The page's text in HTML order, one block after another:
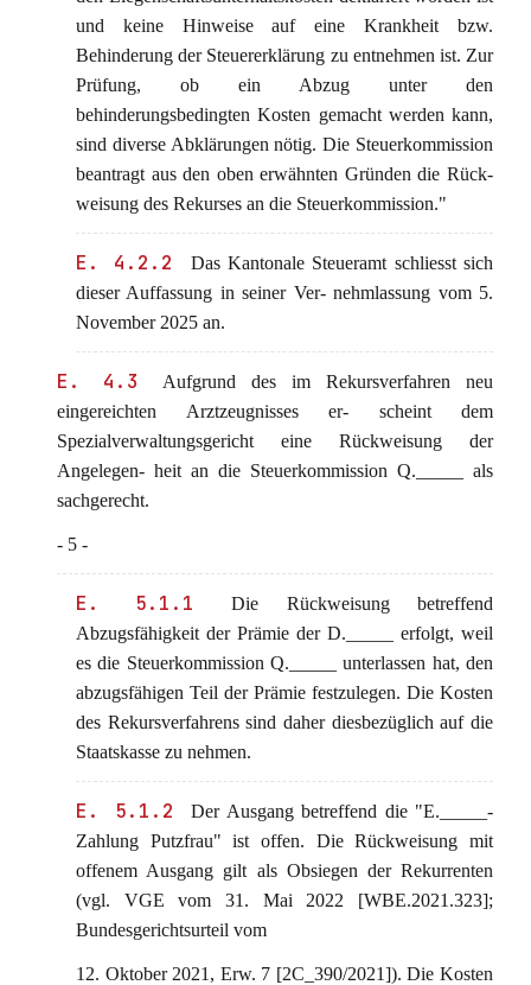
und keine Hinweise auf eine Krankheit bzw.
Behinderung der Steuererklärung zu entnehmen ist. Zur
Prüfung, ob ein Abzug unter den
behinderungsbedingten Kosten gemacht werden kann,
sind diverse Abklärungen nötig. Die Steuerkommission
beantragt aus den oben erwähnten Gründen die Rück-
weisung des Rekurses an die Steuerkommission."
E. 4.2.2
Das Kantonale Steueramt schliesst sich
dieser Auffassung in seiner Ver- nehmlassung vom 5.
November 2025 an.
E. 4.3
Aufgrund des im Rekursverfahren neu
eingereichten Arztzeugnisses er- scheint dem
Spezialverwaltungsgericht eine Rückweisung der
Angelegen- heit an die Steuerkommission Q._____ als
sachgerecht.
- 5 -
E. 5.1.1
Die Rückweisung betreffend
Abzugsfähigkeit der Prämie der D._____ erfolgt, weil
es die Steuerkommission Q._____ unterlassen hat, den
abzugsfähigen Teil der Prämie festzulegen. Die Kosten
des Rekursverfahrens sind daher diesbezüglich auf die
Staatskasse zu nehmen.
E. 5.1.2
Der Ausgang betreffend die "E._____-
Zahlung Putzfrau" ist offen. Die Rückweisung mit
offenem Ausgang gilt als Obsiegen der Rekurrenten
(vgl. VGE vom 31. Mai 2022 [WBE.2021.323];
Bundesgerichtsurteil vom
12. Oktober 2021, Erw. 7 [2C_390/2021]). Die Kosten